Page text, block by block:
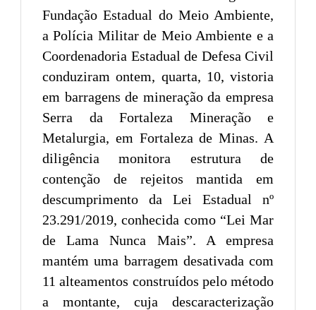
Fundação Estadual do Meio Ambiente,
a Polícia Militar de Meio Ambiente e a
Coordenadoria Estadual de Defesa Civil
conduziram ontem, quarta, 10, vistoria
em barragens de mineração da empresa
Serra da Fortaleza Mineração e
Metalurgia, em Fortaleza de Minas. A
diligência monitora estrutura de
contenção de rejeitos mantida em
descumprimento da Lei Estadual nº
23.291/2019, conhecida como “Lei Mar
de Lama Nunca Mais”. A empresa
mantém uma barragem desativada com
11 alteamentos construídos pelo método
a montante, cuja descaracterização